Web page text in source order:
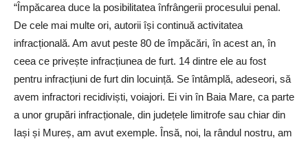
“Împăcarea duce la posibilitatea înfrângerii procesului penal.
De cele mai multe ori, autorii își continuă activitatea
infracțională. Am avut peste 80 de împăcări, în acest an, în
ceea ce privește infracțiunea de furt. 14 dintre ele au fost
pentru infracțiuni de furt din locuință. Se întâmplă, adeseori, să
avem infractori recidiviști, voiajori. Ei vin în Baia Mare, ca parte
a unor grupări infracționale, din județele limitrofe sau chiar din
Iași și Mureș, am avut exemple. Însă, noi, la rândul nostru, am